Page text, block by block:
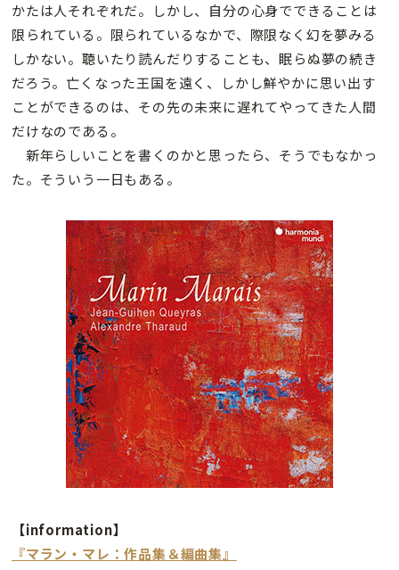
かたは人それぞれだ。しかし、自分の心身でできることは
限られている。限られているなかで、際限なく幻を夢みる
しかない。聴いたり読んだりすることも、眠らぬ夢の続き
だろう。亡くなった王国を遠く、しかし鮮やかに思い出す
ことができるのは、その先の未来に遅れてやってきた人間
だけなのである。
新年らしいことを書くのかと思ったら、そうでもなかっ
た。そういう一日もある。
【information】
『マラン・マレ：作品集＆編曲集』